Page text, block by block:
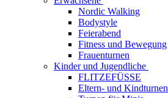
Nordic Walking
Bodystyle
Feierabend
Fitness und Bewegung
Frauenturnen
Kinder und Jugendliche
FLITZEFÜSSE
Eltern- und Kindturnen